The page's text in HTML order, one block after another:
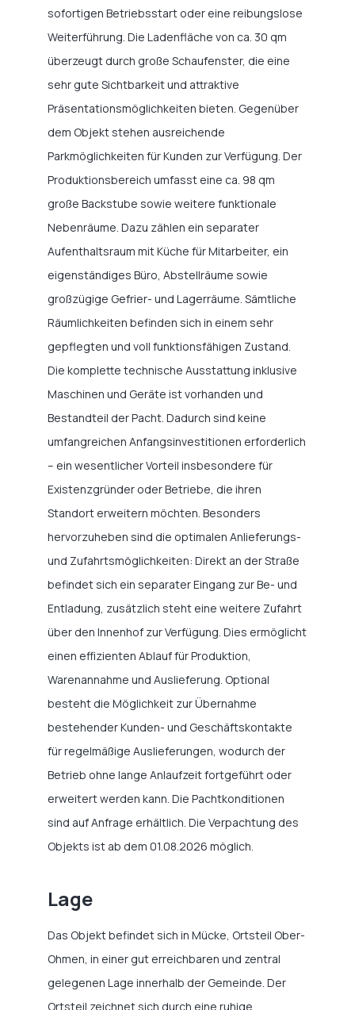
sofortigen Betriebsstart oder eine reibungslose
Weiterführung. Die Ladenfläche von ca. 30 qm
überzeugt durch große Schaufenster, die eine
sehr gute Sichtbarkeit und attraktive
Präsentationsmöglichkeiten bieten. Gegenüber
dem Objekt stehen ausreichende
Parkmöglichkeiten für Kunden zur Verfügung. Der
Produktionsbereich umfasst eine ca. 98 qm
große Backstube sowie weitere funktionale
Nebenräume. Dazu zählen ein separater
Aufenthaltsraum mit Küche für Mitarbeiter, ein
eigenständiges Büro, Abstellräume sowie
großzügige Gefrier- und Lagerräume. Sämtliche
Räumlichkeiten befinden sich in einem sehr
gepflegten und voll funktionsfähigen Zustand.
Die komplette technische Ausstattung inklusive
Maschinen und Geräte ist vorhanden und
Bestandteil der Pacht. Dadurch sind keine
umfangreichen Anfangsinvestitionen erforderlich
– ein wesentlicher Vorteil insbesondere für
Existenzgründer oder Betriebe, die ihren
Standort erweitern möchten. Besonders
hervorzuheben sind die optimalen Anlieferungs-
und Zufahrtsmöglichkeiten: Direkt an der Straße
befindet sich ein separater Eingang zur Be- und
Entladung, zusätzlich steht eine weitere Zufahrt
über den Innenhof zur Verfügung. Dies ermöglicht
einen effizienten Ablauf für Produktion,
Warenannahme und Auslieferung. Optional
besteht die Möglichkeit zur Übernahme
bestehender Kunden- und Geschäftskontakte
für regelmäßige Auslieferungen, wodurch der
Betrieb ohne lange Anlaufzeit fortgeführt oder
erweitert werden kann. Die Pachtkonditionen
sind auf Anfrage erhältlich. Die Verpachtung des
Objekts ist ab dem 01.08.2026 möglich.
Lage
Das Objekt befindet sich in Mücke, Ortsteil Ober-
Ohmen, in einer gut erreichbaren und zentral
gelegenen Lage innerhalb der Gemeinde. Der
Ortsteil zeichnet sich durch eine ruhige,